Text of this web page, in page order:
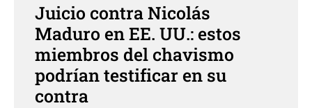
Juicio contra Nicolás
Maduro en EE. UU.: estos
miembros del chavismo
podrían testificar en su
contra